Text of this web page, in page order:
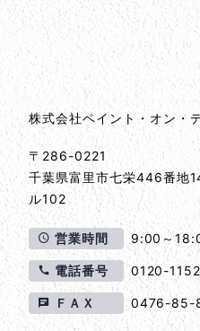
会社情報とサイトマップ
会社情報
株式会社ペイント・オン・
〒286-0221
千葉県富里市七栄446番地
ル102
営業時間 9:00～
電話番号 0120-
ＦＡＸ 0476-85-